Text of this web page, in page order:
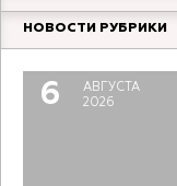
НОВОСТИ РУБРИКИ
6
АВГУСТА
2026